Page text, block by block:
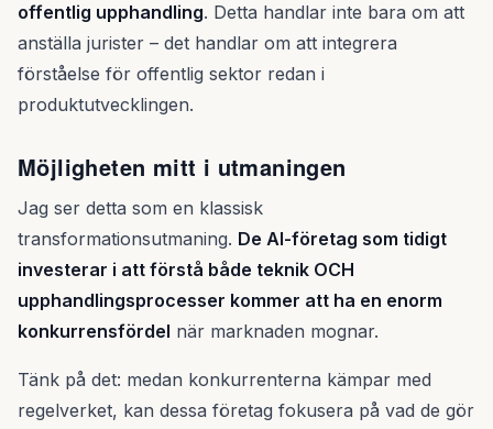
offentlig upphandling. Detta handlar inte bara om att
anställa jurister – det handlar om att integrera
förståelse för offentlig sektor redan i
produktutvecklingen.
Möjligheten mitt i utmaningen
Jag ser detta som en klassisk
transformationsutmaning. De AI-företag som tidigt
investerar i att förstå både teknik OCH
upphandlingsprocesser kommer att ha en enorm
konkurrensfördel när marknaden mognar.
Tänk på det: medan konkurrenterna kämpar med
regelverket, kan dessa företag fokusera på vad de gör